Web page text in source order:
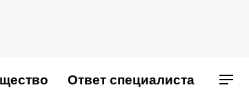
Ответ специалиста